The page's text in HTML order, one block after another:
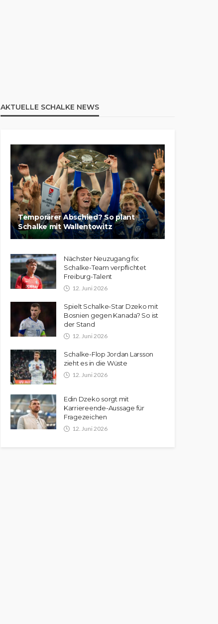
AKTUELLE SCHALKE NEWS
Temporärer Abschied? So plant
Schalke mit Wallentowitz
Nächster Neuzugang fix:
Schalke-Team verpflichtet
Freiburg-Talent
12. Juni 2026
Spielt Schalke-Star Dzeko mit
Bosnien gegen Kanada? So ist
der Stand
12. Juni 2026
Schalke-Flop Jordan Larsson
zieht es in die Wüste
12. Juni 2026
Edin Dzeko sorgt mit
Karriereende-Aussage für
Fragezeichen
12. Juni 2026